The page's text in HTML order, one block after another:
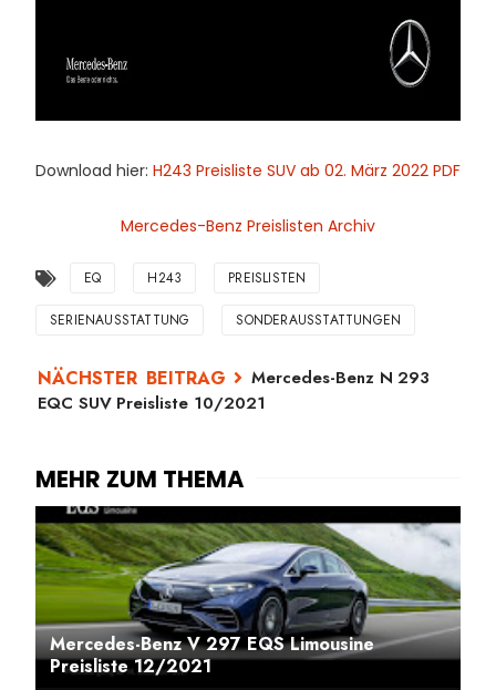
Download hier: H243 Preisliste SUV ab 02. März 2022 PDF
Mercedes-Benz Preislisten Archiv
EQ H243 PREISLISTEN
SERIENAUSSTATTUNG SONDERAUSSTATTUNGEN
Mercedes-Benz N 293
EQC SUV Preisliste 10/2021
Mercedes-Benz V 297 EQS Limousine
Preisliste 12/2021